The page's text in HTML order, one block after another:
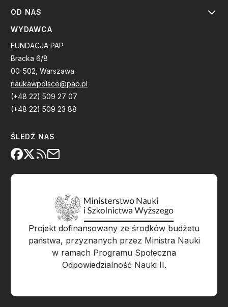
OD NAS
WYDAWCA
FUNDACJA PAP
Bracka 6/8
00-502, Warszawa
naukawpolsce@pap.pl
(+48 22) 509 27 07
(+48 22) 509 23 88
ŚLEDŹ NAS
Projekt dofinansowany ze środków budżetu
państwa, przyznanych przez Ministra Nauki
w ramach Programu Społeczna
Odpowiedzialność Nauki II.